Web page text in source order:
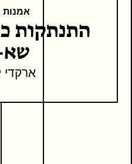
אמנות
התנתקות
ארקדי